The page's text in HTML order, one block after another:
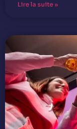
Lire la suite »